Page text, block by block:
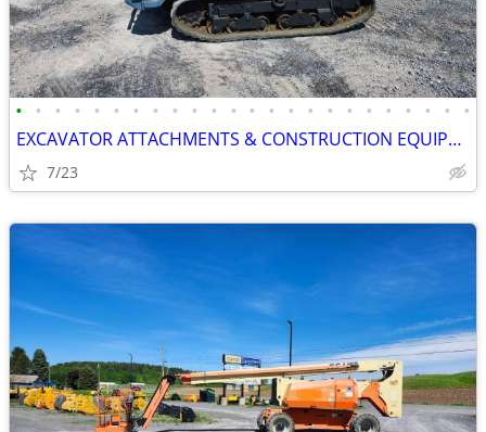
• • • • • • • • • • • • • • • • • • • • • • • •
EXCAVATOR ATTACHMENTS & CONSTRUCTION EQUIPMENT ON SALE!!!
7/23